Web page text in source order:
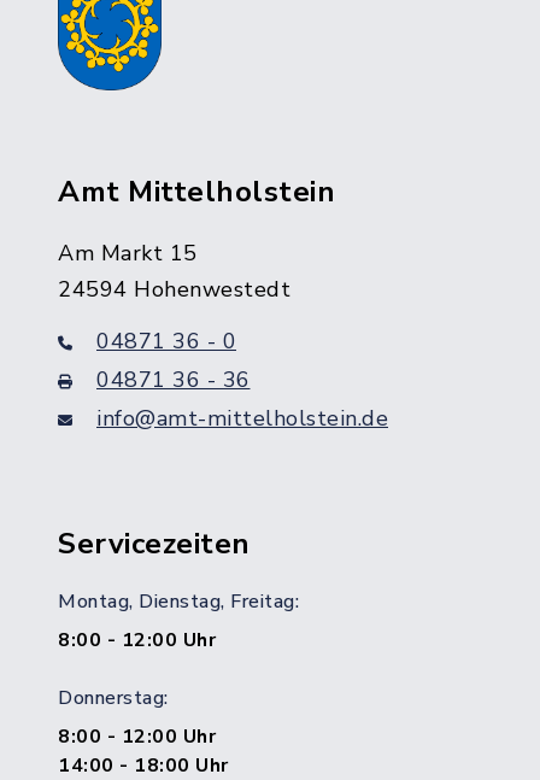
Amt Mittelholstein
Am Markt 15
24594 Hohenwestedt
04871 36 - 0
04871 36 - 36
info@amt-mittelholstein.de
Servicezeiten
Montag, Dienstag, Freitag:
8:00 - 12:00 Uhr
Donnerstag:
8:00 - 12:00 Uhr
14:00 - 18:00 Uhr